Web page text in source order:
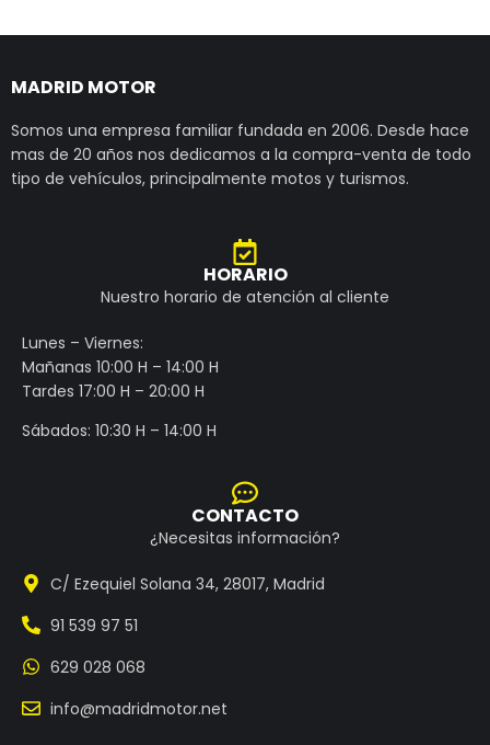
MADRID MOTOR
Somos una empresa familiar fundada en 2006. Desde hace
mas de 20 años nos dedicamos a la compra-venta de todo
tipo de vehículos, principalmente motos y turismos.
HORARIO
Nuestro horario de atención al cliente
Lunes – Viernes:
Mañanas 10:00 H – 14:00 H
Tardes 17:00 H – 20:00 H
Sábados: 10:30 H – 14:00 H
CONTACTO
¿Necesitas información?
C/ Ezequiel Solana 34, 28017, Madrid
91 539 97 51
629 028 068
info@madridmotor.net